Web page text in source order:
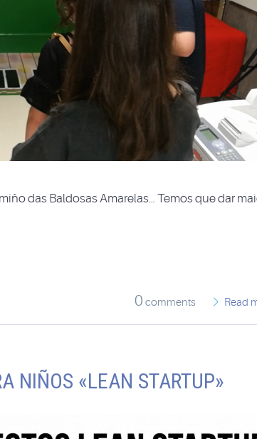
das Baldosas Amarelas… Temos que dar
0 comments Read
NIÑOS «LEAN STARTUP»